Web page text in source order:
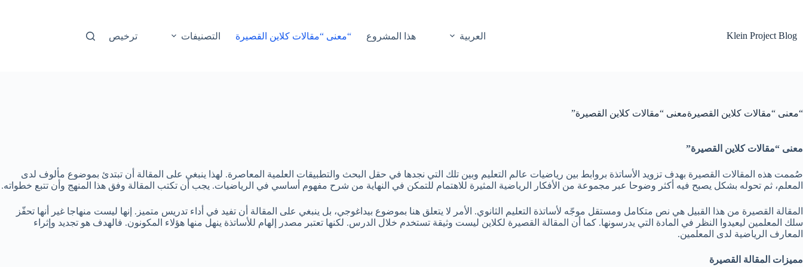
Klein Project Blog العربية هذا المشروع “معنى “مقالات كلاين القصيرة التصنيفات ترخيص
“معنى “مقالات كلاين القصيرةمعنى “مقالات كلاين القصيرة”
معنى “مقالات كلاين القصيرة”
صُممت هذه المقالات القصيرة بهدف تزويد الأساتذة بروابط بين رياضيات عالم التعليم وبين تلك التي نجدها في حقل البحث والتطبيقات العلمية المعاصرة. لهذا ينبغي على المقالة أن تبتدئ بموضوع مألوف لدى
المعلم، ثم تحوله بشكل يصبح فيه أكثر وضوحا عبر مجموعة من الأفكار الرياضية المثيرة للاهتمام للتمكن في النهاية من شرح مفهوم أساسي في الرياضيات. يجب أن تكتب المقالة وفق هذا المنهج وأن تتبع خطواته.
المقالة القصيرة من هذا القبيل هي نص متكامل ومستقل موجّه لأساتذة التعليم الثانوي. الأمر لا يتعلق هنا بموضوع بيداغوجي، بل ينبغي على المقالة أن تفيد في أداء تدريس متميز. إنها ليست منهاجا غير أنها تحفّز
سلك المعلمين ليعيدوا النظر في المادة التي يدرسونها. كما أن المقالة القصيرة لكلاين ليست وثيقة تستخدم خلال الدرس. لكنها تعتبر مصدر إلهام للأساتذة ينهل منها هؤلاء المكونون. فالهدف هو تجديد وإثراء
المعارف الرياضية لدى المعلمين.
مميزات المقالة القصيرة